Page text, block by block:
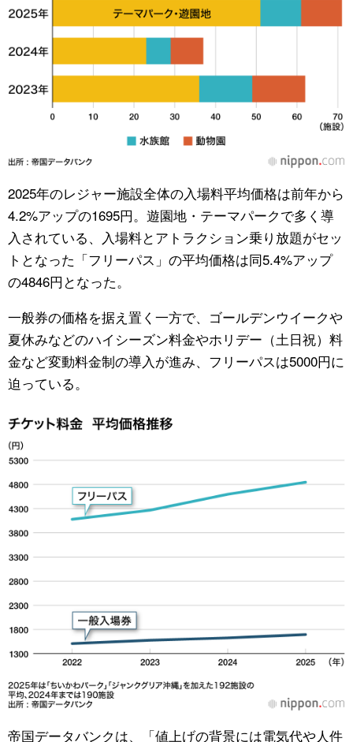
2025年のレジャー施設全体の入場料平均価格は前年から
4.2%アップの1695円。遊園地・テーマパークで多く導
入されている、入場料とアトラクション乗り放題がセッ
トとなった「フリーパス」の平均価格は同5.4%アップ
の4846円となった。
一般券の価格を据え置く一方で、ゴールデンウイークや
夏休みなどのハイシーズン料金やホリデー（土日祝）料
金など変動料金制の導入が進み、フリーパスは5000円に
迫っている。
帝国データバンクは、「値上げの背景には電気代や人件